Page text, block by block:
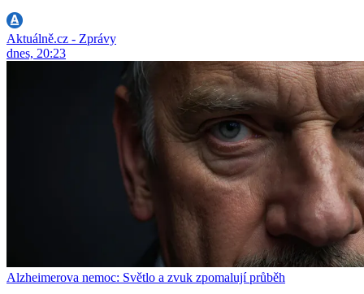
Aktuálně.cz - Zprávy
dnes, 20:23
Alzheimerova nemoc: Světlo a zvuk zpomalují průběh